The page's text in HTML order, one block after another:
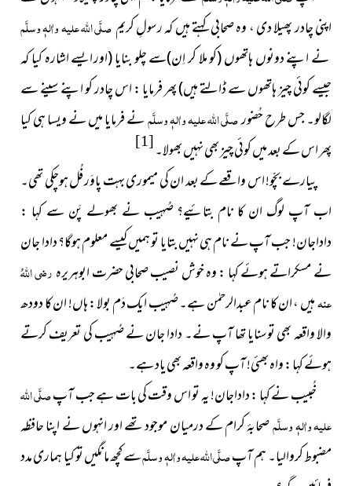
اپنی چادر پھیلا دی ،وہ صحابی کہتے ہیں کہرسولِ كريمصلَّی اللہ علیہ واٰلہٖ وسلَّم
نے اپنے دونوں ہاتھوں(کو ملا کر اِن)سے چلو بنایا(اور ایسے اشارہ کیا کہ
جیسے کوئی چیز ہاتھوں سے ڈالتے ہیں)پھر فرمایا : اس چادر کو اپنے سینے سے
لگالو۔ جس طرح حُضورصلَّی اللہ علیہ واٰلہٖ وسلَّمنے فرمایا میں نے ویسا ہی کیا
پھر اس کے بعد میں کوئی چیز بھی نہیں بھولا۔[1]
پیارے بچّو! اس واقعے کے بعد ان کی میموریبہتپاوَر فُل ہوچکی تھی۔
اب آپ لوگ ان کا نام بتائیے؟ صُہیب نےبھولےپَن سے کہا :
داداجان!جب آپ نے نام ہی نہیں بتایا تو ہمیں کیسے معلوم ہوگا؟ دادا جان
نے مسکراتے ہوئے کہا : وہ خوش نصیب صحابی حضرت ابوہریرہرضی اللہُ
عنہہیں ، ان کا نام عبدالرحمٰن ہے۔ صُہیب ایک دَم بولا : ہاں! ان کا دودھ
والا واقعہ بھی توسنایا تھا آپ نے۔ دادا جان نے صُہیب کی تعریف کرتے
ہوئے کہا : واہ بھئی! آپ کو وہ واقعہ بھی یاد ہے۔
خُبیب نے کہا : داداجان! یہ تو اس وقت کی بات ہے جب آپصلَّی اللہ
علیہ واٰلہٖ وسلَّمصحابۂ کرام کے درمیان موجود تھے اور انہوں نے اپنا حافظہ
مضبوط کروالیا۔ ہم آپصلَّی اللہ علیہ واٰلہٖ وسلَّمسے کچھ مانگیں تو کیا ہماری مدد